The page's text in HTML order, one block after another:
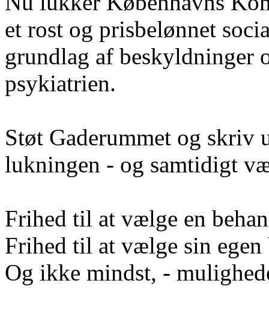
et rost og prisbelønnet
grundlag af beskyldninger
psykiatrien.
Støt Gaderummet og skriv
lukningen - og samtidigt
Frihed til at vælge en
Frihed til at vælge sin egen
Og ikke mindst, -